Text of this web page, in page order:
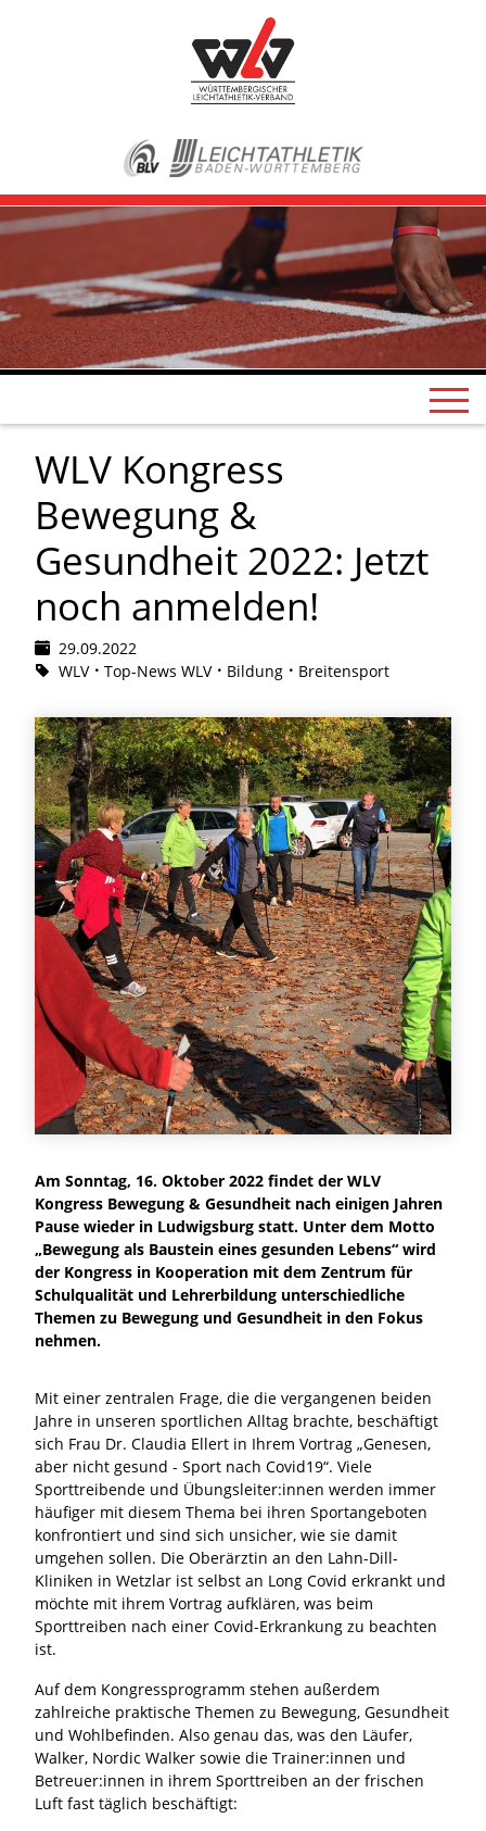
WLV Kongress
Bewegung &
Gesundheit 2022: Jetzt
noch anmelden!
29.09.2022
WLV
Top-News WLV Bildung Breitensport
Am Sonntag, 16. Oktober 2022 findet der WLV
Kongress Bewegung & Gesundheit nach einigen Jahren
Pause wieder in Ludwigsburg statt. Unter dem Motto
„Bewegung als Baustein eines gesunden Lebens“ wird
der Kongress in Kooperation mit dem Zentrum für
Schulqualität und Lehrerbildung unterschiedliche
Themen zu Bewegung und Gesundheit in den Fokus
nehmen.
Mit einer zentralen Frage, die die vergangenen beiden
Jahre in unseren sportlichen Alltag brachte, beschäftigt
sich Frau Dr. Claudia Ellert in Ihrem Vortrag „Genesen,
aber nicht gesund - Sport nach Covid19“. Viele
Sporttreibende und Übungsleiter:innen werden immer
häufiger mit diesem Thema bei ihren Sportangeboten
konfrontiert und sind sich unsicher, wie sie damit
umgehen sollen. Die Oberärztin an den Lahn-Dill-
Kliniken in Wetzlar ist selbst an Long Covid erkrankt und
möchte mit ihrem Vortrag aufklären, was beim
Sporttreiben nach einer Covid-Erkrankung zu beachten
ist.
Auf dem Kongressprogramm stehen außerdem
zahlreiche praktische Themen zu Bewegung, Gesundheit
und Wohlbefinden. Also genau das, was den Läufer,
Walker, Nordic Walker sowie die Trainer:innen und
Betreuer:innen in ihrem Sporttreiben an der frischen
Luft fast täglich beschäftigt: